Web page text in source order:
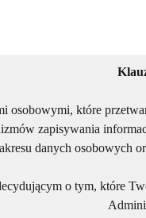
osobowymi, które
zapisywania
danych osobowych
o tym, które